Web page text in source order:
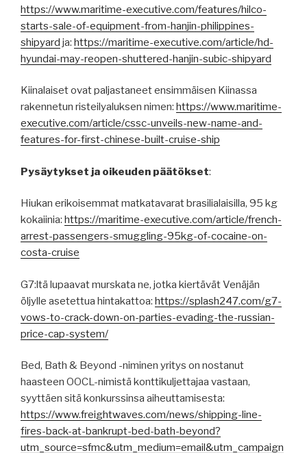
https://www.maritime-executive.com/features/hilco-
starts-sale-of-equipment-from-hanjin-philippines-
shipyard ja: https://maritime-executive.com/article/hd-
hyundai-may-reopen-shuttered-hanjin-subic-shipyard
Kiinalaiset ovat paljastaneet ensimmäisen Kiinassa
rakennetun risteilyaluksen nimen: https://www.maritime-
executive.com/article/cssc-unveils-new-name-and-
features-for-first-chinese-built-cruise-ship
Pysäytykset ja oikeuden päätökset:
Hiukan erikoisemmat matkatavarat brasilialaisilla, 95 kg
kokaiinia: https://maritime-executive.com/article/french-
arrest-passengers-smuggling-95kg-of-cocaine-on-
costa-cruise
G7:ltä lupaavat murskata ne, jotka kiertävät Venäjän
öljylle asetettua hintakattoa: https://splash247.com/g7-
vows-to-crack-down-on-parties-evading-the-russian-
price-cap-system/
Bed, Bath & Beyond -niminen yritys on nostanut
haasteen OOCL-nimistä konttikuljettajaa vastaan,
syyttäen sitä konkurssinsa aiheuttamisesta:
https://www.freightwaves.com/news/shipping-line-
fires-back-at-bankrupt-bed-bath-beyond?
utm_source=sfmc&utm_medium=email&utm_campaign